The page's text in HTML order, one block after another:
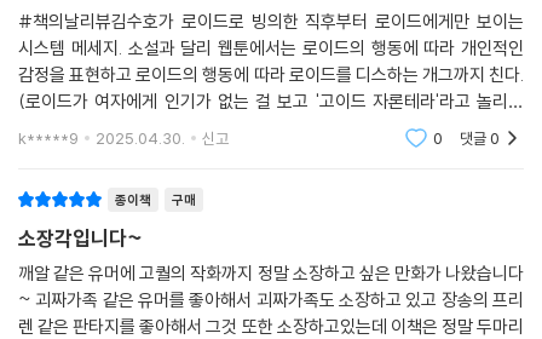
#책의날리뷰김수호가 로이드로 빙의한 직후부터 로이드에게만 보이는
시스템 메세지. 소설과 달리 웹툰에서는 로이드의 행동에 따라 개인적인
감정을 표현하고 로이드의 행동에 따라 로이드를 디스하는 개그까지 친다.
(로이드가 여자에게 인기가 없는 걸 보고 '고이드 자론테라'라고 놀리는
등.) 이를 처음에는 질풍기획을 연재한 이현민 작가의 개그센스라고 생각
k*****9 2025.04.30. 신고 0 댓글0
종이책 구매
소장각입니다~
깨알 같은 유머에 고퀄의 작화까지 정말 소장하고 싶은 만화가 나왔습니다
~ 괴짜가족 같은 유머를 좋아해서 괴짜가족도 소장하고 있고 장송의 프리
렌 같은 판타지를 좋아해서 그것 또한 소장하고있는데 이책은 정말 두마리